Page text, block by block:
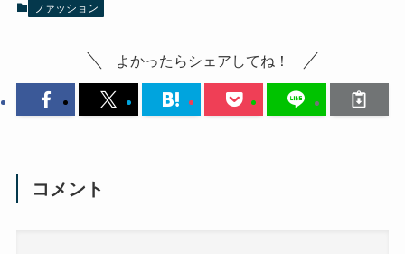
ファッション
よかったらシェアしてね！
コメント